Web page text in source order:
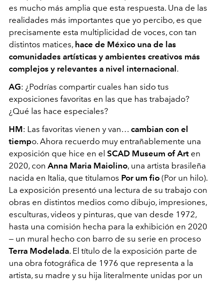
es mucho más amplia que esta respuesta. Una de las
realidades más importantes que yo percibo, es que
precisamente esta multiplicidad de voces, con tan
distintos matices, hace de México una de las
comunidades artísticas y ambientes creativos más
complejos y relevantes a nivel internacional .
AG: ¿Podrías compartir cuales han sido tus
exposiciones favoritas en las que has trabajado?
¿Qué las hace especiales?
HM: Las favoritas vienen y van… cambian con el
tiempo. Ahora recuerdo muy entrañablemente una
exposición que hice en el SCAD Museum of Art en
2020, con Anna Maria Maiolino, una artista brasileña
nacida en Italia, que titulamos Por um fio (Por un hilo).
La exposición presentó una lectura de su trabajo con
obras en distintos medios como dibujo, impresiones,
esculturas, videos y pinturas, que van desde 1972,
hasta una comisión hecha para la exhibición en 2020
— un mural hecho con barro de su serie en proceso
Terra Modelada. El título de la exposición parte de
una obra fotográfica de 1976 que representa a la
artista, su madre y su hija literalmente unidas por un